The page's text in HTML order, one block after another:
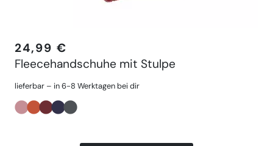
24,99 €
Fleecehandschuhe mit Stulpe
lieferbar – in 6-8 Werktagen bei dir